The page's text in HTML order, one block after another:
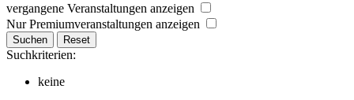
vergangene Veranstaltungen anzeigen
Nur Premiumveranstaltungen anzeigen
Suchkriterien:
keine